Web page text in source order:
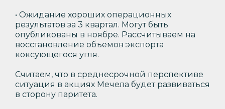
• Ожидание хороших операционных
результатов за 3 квартал. Могут быть
опубликованы в ноябре. Рассчитываем на
восстановление объемов экспорта
коксующегося угля.
Считаем, что в среднесрочной перспективе
ситуация в акциях Мечела будет развиваться
в сторону паритета.